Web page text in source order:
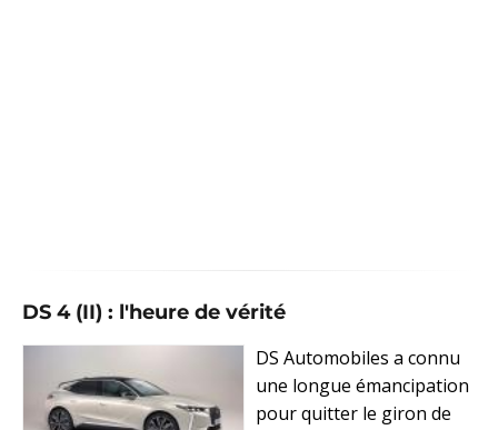
DS 4 (II) : l'heure de vérité
DS Automobiles a connu
une longue émancipation
pour quitter le giron de